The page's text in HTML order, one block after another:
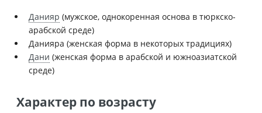
Данияр (мужское, однокоренная основа в тюркско-
арабской среде)
Данияра (женская форма в некоторых традициях)
Дани (женская форма в арабской и южноазиатской
среде)
Характер по возрасту